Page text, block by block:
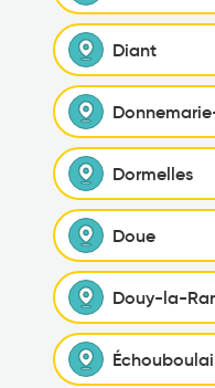
Diant
Dormelles
Doue
Douy-la-